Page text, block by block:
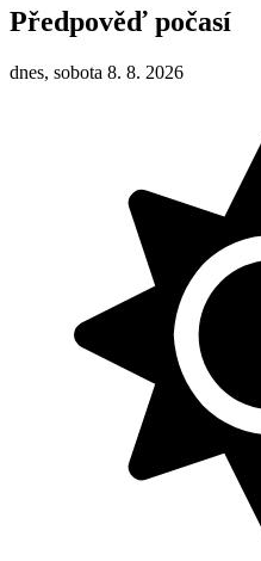
Předpověď počasí
dnes, sobota 8. 8. 2026